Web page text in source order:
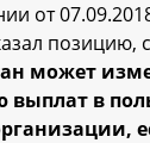
от
позицию,
может
в